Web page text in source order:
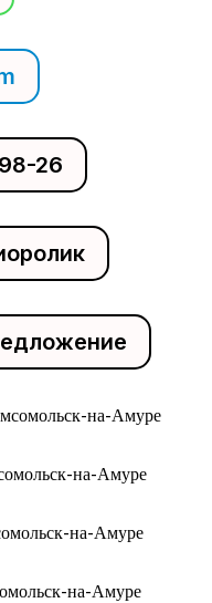
26
на-Амуре
на-Амуре
на-Амуре
на-Амуре